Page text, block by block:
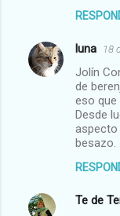
luna 18
Jolín
de
eso que
Desde
aspecto
besazo.
Te de